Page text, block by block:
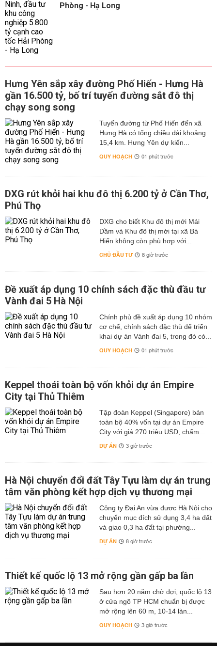
Phòng - Hạ Long
Hưng Yên sắp xây đường Phố Hiến - Hưng Hà
gần 16.500 tỷ, bố trí tuyến đường sắt đô thị
chạy song song
Tuyến đường từ Phố Hiến đến xã
Hưng Hà có tổng chiều dài khoảng
15,4 km. Hưng Yên dự kiến...
QUY HOẠCH 01 phút trước
DXG rút khỏi hai khu đô thị 6.200 tỷ ở Cần Thơ,
Phú Thọ
DXG cho biết Khu đô thị mới Mái
Dầm và Khu đô thị mới tại xã Bá
Hiến không còn phù hợp với...
CHỦ ĐẦU TƯ 8 giờ trước
Đề xuất áp dụng 10 chính sách đặc thù đầu tư
Vành đai 5 Hà Nội
Chính phủ đề xuất áp dụng 10 nhóm
cơ chế, chính sách đặc thù để triển
khai dự án Vành đai 5, trong đó có...
QUY HOẠCH 01 phút trước
Keppel thoái toàn bộ vốn khỏi dự án Empire
City tại Thủ Thiêm
Tập đoàn Keppel (Singapore) bán
toàn bộ 40% vốn tại dự án Empire
City với giá 270 triệu USD, chấm...
DỰ ÁN 3 giờ trước
Hà Nội chuyển đổi đất Tây Tựu làm dự án trung
tâm văn phòng kết hợp dịch vụ thương mại
Công ty Đại An vừa được Hà Nội cho
chuyển mục đích sử dụng 3,4 ha đất
và giao 0,3 ha đất tại phường...
DỰ ÁN 8 giờ trước
Thiết kế quốc lộ 13 mở rộng gần gấp ba lần
Sau hơn 20 năm chờ đợi, quốc lộ 13
ở cửa ngõ TP HCM chuẩn bị được
mở rộng lên 60 m, 10-14 làn...
QUY HOẠCH 3 giờ trước